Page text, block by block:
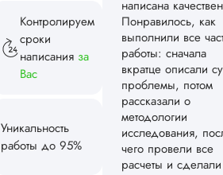
Контролируем
сроки
написания за
Вас
Уникальность
работы до 95%
Читать полный
Спасибо!
ваши слова
Ответ от
Женя